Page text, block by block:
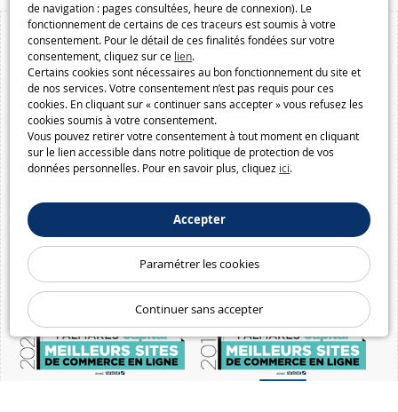
de navigation : pages consultées, heure de connexion). Le
fonctionnement de certains de ces traceurs est soumis à votre
consentement. Pour le détail de ces finalités fondées sur votre
consentement, cliquez sur ce lien.
Certains cookies sont nécessaires au bon fonctionnement du site et
de nos services. Votre consentement n’est pas requis pour ces
cookies. En cliquant sur « continuer sans accepter » vous refusez les
cookies soumis à votre consentement.
Vous pouvez retirer votre consentement à tout moment en cliquant
sur le lien accessible dans notre politique de protection de vos
données personnelles. Pour en savoir plus, cliquez ici.
Accepter
Paramétrer les cookies
Continuer sans accepter